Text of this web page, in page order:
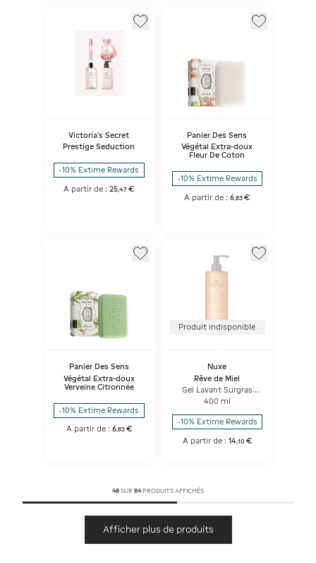
Victoria's Secret
Prestige Seduction
-10% Extime Rewards
A partir de :25 ,47 €
Panier Des Sens
Végétal Extra-doux
Fleur De Coton
-10% Extime Rewards
A partir de :6 ,83 €
Panier Des Sens
Végétal Extra-doux
Verveine Citronnée
-10% Extime Rewards
A partir de : 6,83 €
Produit indisponible
Nuxe
Rêve de Miel
Gel Lavant Surgras
Visage et Corps
400 ml
-10% Extime Rewards
A partir de : 14, 10 €
48 SUR 84PRODUITS AFFICHÉS
Afficher plus de produits